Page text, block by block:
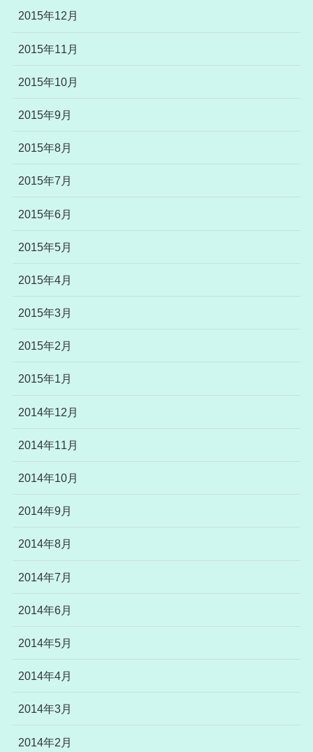
2015年12月
2015年11月
2015年10月
2015年9月
2015年8月
2015年7月
2015年6月
2015年5月
2015年4月
2015年3月
2015年2月
2015年1月
2014年12月
2014年11月
2014年10月
2014年9月
2014年8月
2014年7月
2014年6月
2014年5月
2014年4月
2014年3月
2014年2月